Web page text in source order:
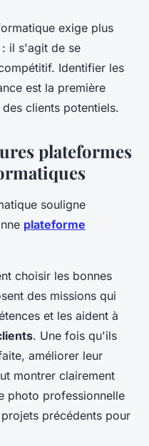
exige plus
il s'agit de se
Identifier les
est la première
clients potentiels.
plateformes
souligne
plateforme
choisir les bonnes
des missions qui
et les aident à
. Une fois qu'ils
améliorer leur
montrer clairement
photo professionnelle
précédents pour